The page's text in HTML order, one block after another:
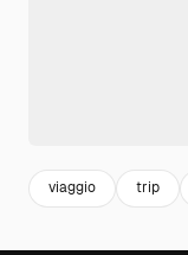
viaggio trip